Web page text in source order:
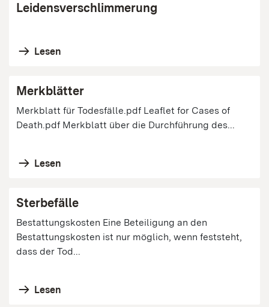
Leidensverschlimmerung
Lesen
Merkblätter
Merkblatt für Todesfälle.pdf Leaflet for Cases of
Death.pdf Merkblatt über die Durchführung des...
Lesen
Sterbefälle
Bestattungskosten Eine Beteiligung an den
Bestattungskosten ist nur möglich, wenn feststeht,
dass der Tod...
Lesen